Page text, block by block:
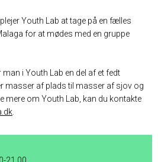
Youth Lab at tage på en fælles
for at mødes med en gruppe
i Youth Lab en del af et fedt
masser af plads til masser af sjov og
mere om Youth Lab, kan du kontakte